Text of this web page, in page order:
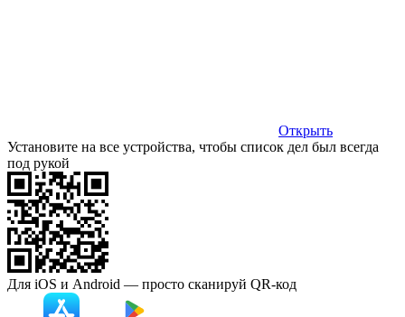
Открыть
Установите на все устройства, чтобы список дел был всегда
под рукой
Для iOS и Android — просто сканируй QR-код